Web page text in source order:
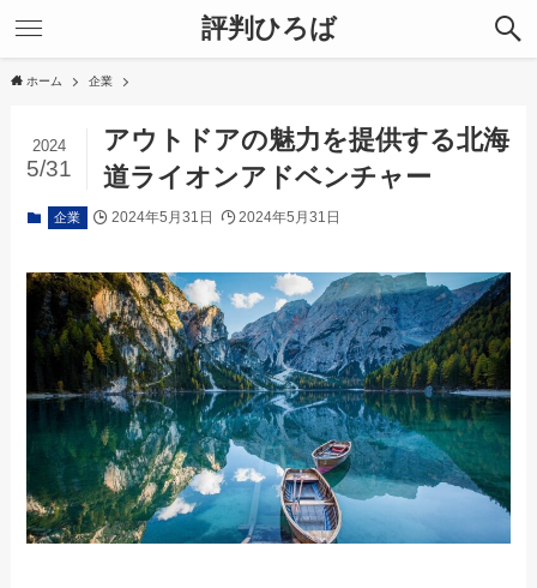
評判ひろば
ホーム 企業
アウトドアの魅力を提供する北海
道ライオンアドベンチャー
2024
5/31
企業 2024年5月31日 2024年5月31日